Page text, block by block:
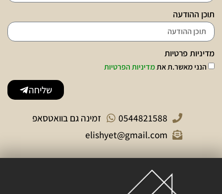
תוכן ההודעה
מדיניות פרטיות
הנני מאשר.ת אתמדיניות הפרטיות
שליחה
0544821588
זמינה גם בוואטסאפ
elishyet@gmail.com